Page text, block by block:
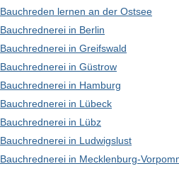
Bauchreden lernen an der Ostsee
Bauchrednerei in Berlin
Bauchrednerei in Greifswald
Bauchrednerei in Güstrow
Bauchrednerei in Hamburg
Bauchrednerei in Lübeck
Bauchrednerei in Lübz
Bauchrednerei in Ludwigslust
Bauchrednerei in Mecklenburg-